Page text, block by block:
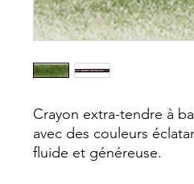
Crayon extra-tendre à
avec des couleurs
fluide et généreuse.